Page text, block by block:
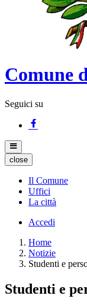
Comune
Seguici su
close
Il Comune
Uffici
La città
Accedi
Home
Notizie
Studenti e
Studenti e